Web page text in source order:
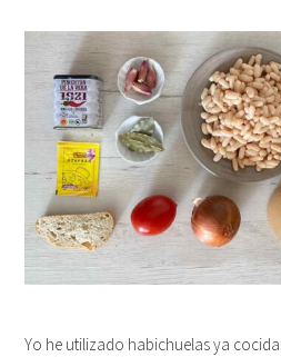
Yo he utilizado habichuelas ya